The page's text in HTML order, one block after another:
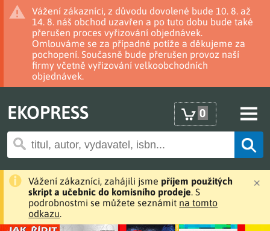
Vážení zákazníci, z důvodu dovolené bude 10. 8. až
14. 8. náš obchod uzavřen a po tuto dobu bude také
přerušen proces vyřizování objednávek.
Omlouváme se za případné potíže a děkujeme za
pochopení. Současně bude přerušen provoz naší
firmy včetně vyřizování velkoobchodních
objednávek.
EKOPRESS 0
Vážení zákazníci, zahájili jsme příjem použitých
skript a učebnic do komisního prodeje. S
podrobnostmi se můžete seznámit na tomto
odkazu.
×